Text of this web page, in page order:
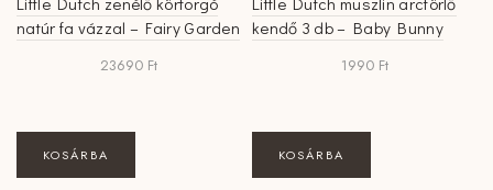
natúr fa vázzal – Fairy Garden
23690 Ft
KOSÁRBA
kendő 3 db – Baby Bunny
1990 Ft
KOSÁRBA